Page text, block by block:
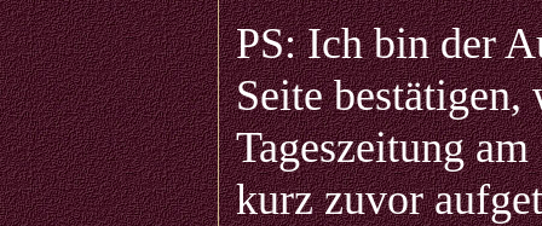
PS: Ich bin der
Seite
Tageszeitung
kurz zuvor